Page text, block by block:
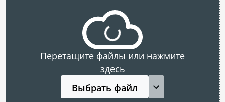
Перетащите файлы или нажмите
здесь
Выбрать файл